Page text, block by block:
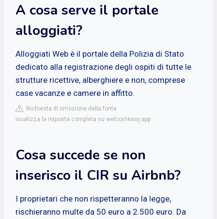
A cosa serve il portale
alloggiati?
Alloggiati Web è il portale della Polizia di Stato
dedicato alla registrazione degli ospiti di tutte le
strutture ricettive, alberghiere e non, comprese
case vacanze e camere in affitto.
Richiesta di rimozione della fonte
isualizza la risposta completa su welcomeasy.app
Cosa succede se non
inserisco il CIR su Airbnb?
I proprietari che non rispetteranno la legge,
rischieranno multe da 50 euro a 2.500 euro. Da